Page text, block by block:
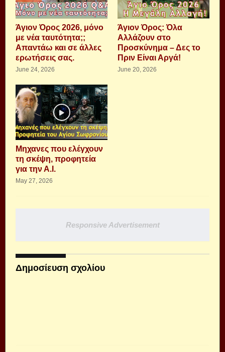
Άγιον Όρος 2026, μόνο
με νέα ταυτότητα;;
Απαντάω και σε άλλες
ερωτήσεις σας.
June 24, 2026
Άγιον Όρος: Όλα
Αλλάζουν στο
Προσκύνημα – Δες το
Πριν Είναι Αργά!
June 20, 2026
Μηχανες που ελέγχουν
τη σκέψη, προφητεία
για την Α.Ι.
May 27, 2026
Responsive Advertisement
Δημοσίευση σχολίου